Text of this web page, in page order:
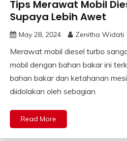
Tips Merawat Mobil
Supaya Lebih Awet
May 28, 2024 Zenitha Widati
Merawat mobil diesel turbo
mobil dengan bahan bakar ini
bahan bakar dan ketahanan
diidolakan oleh sebagian
Read More